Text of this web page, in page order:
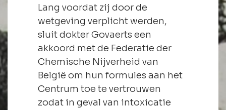
Lang voordat zij door de
wetgeving verplicht werden,
sluit dokter Govaerts een
akkoord met de Federatie der
Chemische Nijverheid van
België om hun formules aan het
Centrum toe te vertrouwen
zodat in geval van intoxicatie